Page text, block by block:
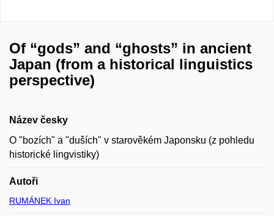
Of “gods” and “ghosts” in ancient
Japan (from a historical linguistics
perspective)
Název česky
O "bozích" a "duších" v starověkém Japonsku (z pohledu
historické lingvistiky)
Autoři
RUMÁNEK Ivan